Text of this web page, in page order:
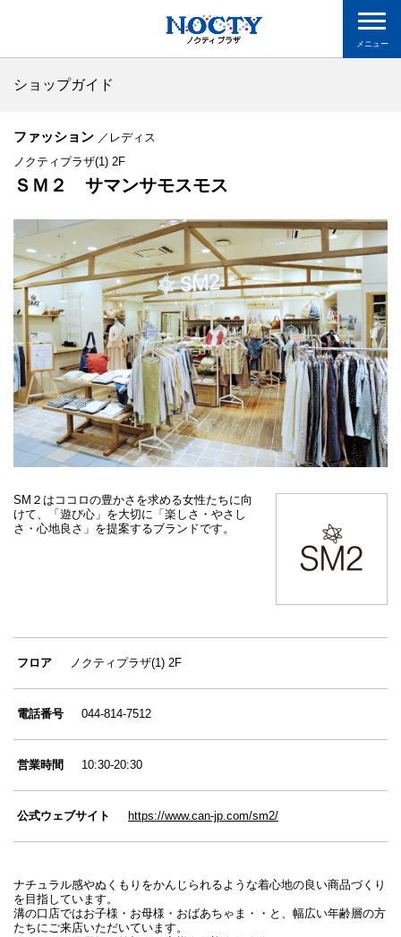
メニュー
ショップガイド
ファッション ／レディス
ノクティプラザ(1) 2F
ＳＭ２ サマンサモスモス
SM２はココロの豊かさを求める女性たちに向
けて、「遊び心」を大切に「楽しさ・やさし
さ・心地良さ」を提案するブランドです。
フロア ノクティプラザ(1) 2F
電話番号 044-814-7512
営業時間 10:30-20:30
公式ウェブサイト https://www.can-jp.com/sm2/
ナチュラル感やぬくもりをかんじられるような着心地の良い商品づくり
を目指しています。
溝の口店ではお子様・お母様・おばあちゃま・・と、幅広い年齢層の方
たちにご来店いただいています。